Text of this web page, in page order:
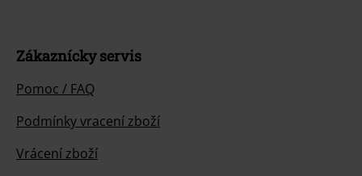
Zákaznícky servis
Pomoc / FAQ
Podmínky vracení zboží
Vrácení zboží